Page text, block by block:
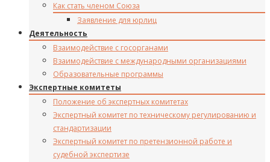
Как стать членом Союза
Заявление для юрлиц
Деятельность
Взаимодействие с госорганами
Взаимодействие с международными организациями
Образовательные программы
Экспертные комитеты
Положение об экспертных комитетах
Экспертный комитет по техническому регулированию и
стандартизации
Экспертный комитет по претензионной работе и
судебной экспертизе